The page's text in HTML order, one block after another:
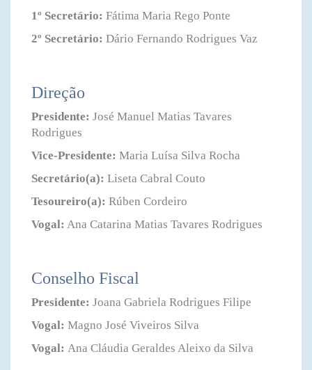
1º Secretário: Fátima Maria Rego Ponte
2º Secretário: Dário Fernando Rodrigues Vaz
Direção
Presidente: José Manuel Matias Tavares
Rodrigues
Vice-Presidente: Maria Luísa Silva Rocha
Secretário(a): Liseta Cabral Couto
Tesoureiro(a): Rúben Cordeiro
Vogal: Ana Catarina Matias Tavares Rodrigues
Conselho Fiscal
Presidente: Joana Gabriela Rodrigues Filipe
Vogal: Magno José Viveiros Silva
Vogal: Ana Cláudia Geraldes Aleixo da Silva